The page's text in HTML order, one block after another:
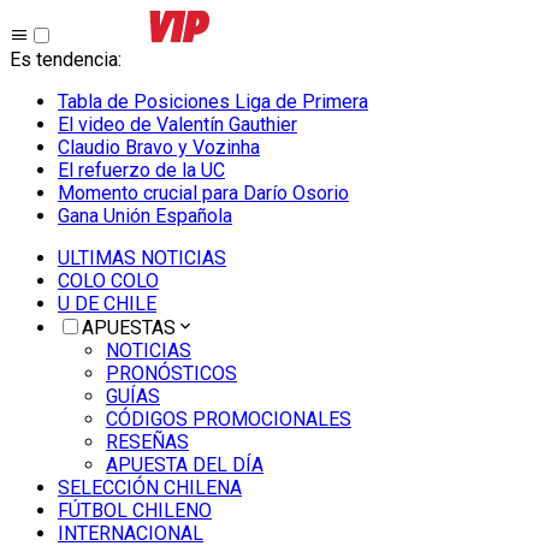
Es tendencia:
Tabla de Posiciones Liga de Primera
El video de Valentín Gauthier
Claudio Bravo y Vozinha
El refuerzo de la UC
Momento crucial para Darío Osorio
Gana Unión Española
ULTIMAS NOTICIAS
COLO COLO
U DE CHILE
APUESTAS
NOTICIAS
PRONÓSTICOS
GUÍAS
CÓDIGOS PROMOCIONALES
RESEÑAS
APUESTA DEL DÍA
SELECCIÓN CHILENA
FÚTBOL CHILENO
INTERNACIONAL